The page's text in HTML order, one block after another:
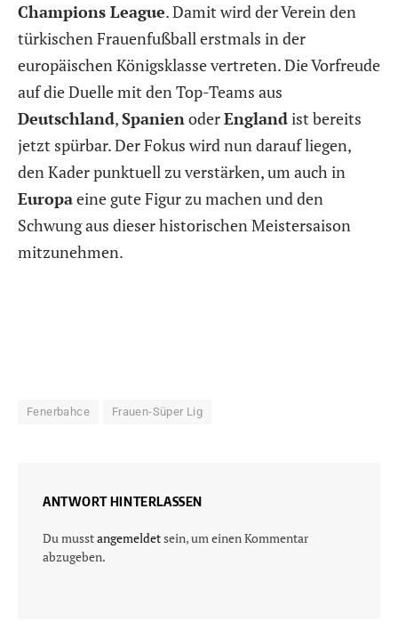
Champions League. Damit wird der Verein den
türkischen Frauenfußball erstmals in der
europäischen Königsklasse vertreten. Die Vorfreude
auf die Duelle mit den Top-Teams aus
Deutschland,SpanienoderEnglandist bereits
jetzt spürbar. Der Fokus wird nun darauf liegen,
den Kader punktuell zu verstärken, um auch in
Europaeine gute Figur zu machen und den
Schwung aus dieser historischen Meistersaison
mitzunehmen.
Fenerbahce Frauen-Süper Lig
ANTWORT HINTERLASSEN
Du musstangemeldetsein, um einen Kommentar
abzugeben.